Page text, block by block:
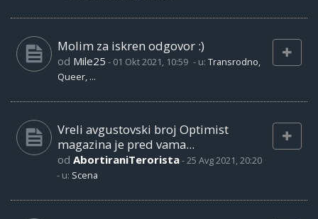
Molim za iskren odgovor :)
od Mile25 - 01 Okt 2021, 10:59 - u: Transrodno,
Queer, ...
Vreli avgustovski broj Optimist
magazina je pred vama...
od AbortiraniTerorista-25 Avg 2021, 20:20
- u: Scena